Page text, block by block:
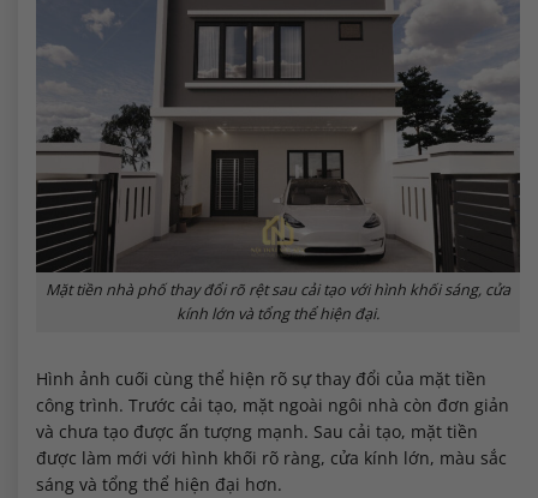
Mặt tiền nhà phố thay đổi rõ rệt sau cải tạo với hình khối sáng, cửa
kính lớn và tổng thể hiện đại.
Hình ảnh cuối cùng thể hiện rõ sự thay đổi của mặt tiền
công trình. Trước cải tạo, mặt ngoài ngôi nhà còn đơn giản
và chưa tạo được ấn tượng mạnh. Sau cải tạo, mặt tiền
được làm mới với hình khối rõ ràng, cửa kính lớn, màu sắc
sáng và tổng thể hiện đại hơn.